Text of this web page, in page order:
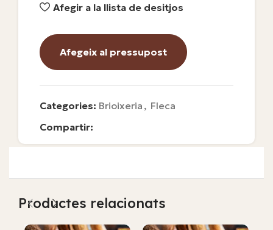
Afegir a la llista de desitjos
Afegeix al pressupost
Categories: Brioixeria , Fleca
Compartir:
Productes relacionats